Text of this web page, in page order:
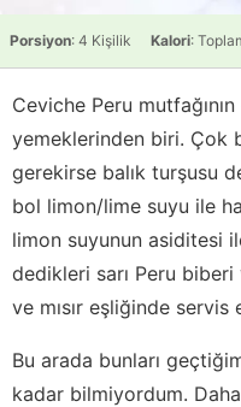
Porsiyon: 4 Kişilik Kalori:
Ceviche Peru
yemeklerinden biri. Çok
gerekirse balık turşusu
bol limon/lime suyu ile
limon suyunun asiditesi
dedikleri sarı Peru
ve mısır eşliğinde servis
Bu arada bunları
kadar bilmiyordum.